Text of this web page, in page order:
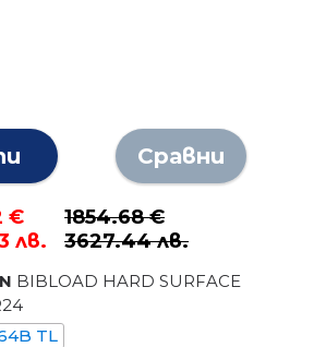
Сравни
€
лв.
1854.68 €
3627.44 лв.
BIBLOAD HARD SURFACE
24
TL